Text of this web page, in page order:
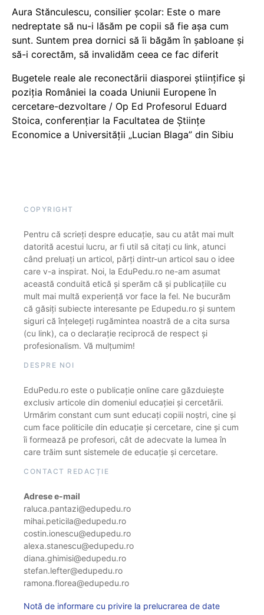
Aura Stănculescu, consilier școlar: Este o mare
nedreptate să nu-i lăsăm pe copii să fie așa cum
sunt. Suntem prea dornici să îi băgăm în șabloane și
să-i corectăm, să invalidăm ceea ce fac diferit
Bugetele reale ale reconectării diasporei științifice și
poziția României la coada Uniunii Europene în
cercetare-dezvoltare / Op Ed Profesorul Eduard
Stoica, conferențiar la Facultatea de Științe
Economice a Universității „Lucian Blaga” din Sibiu
COPYRIGHT
Pentru că scrieți despre educație, sau cu atât mai mult
datorită acestui lucru, ar fi util să citați cu link, atunci
când preluați un articol, părți dintr-un articol sau o idee
care v-a inspirat. Noi, la EduPedu.ro ne-am asumat
această conduită etică și sperăm că și publicațiile cu
mult mai multă experiență vor face la fel. Ne bucurăm
că găsiți subiecte interesante pe Edupedu.ro și suntem
siguri că înțelegeți rugămintea noastră de a cita sursa
(cu link), ca o declarație reciprocă de respect și
profesionalism. Vă mulțumim!
DESPRE NOI
EduPedu.ro este o publicație online care găzduiește
exclusiv articole din domeniul educației și cercetării.
Urmărim constant cum sunt educați copiii noștri, cine și
cum face politicile din educație și cercetare, cine și cum
îi formează pe profesori, cât de adecvate la lumea în
care trăim sunt sistemele de educație și cercetare.
CONTACT REDACȚIE
Adrese e-mail
raluca.pantazi@edupedu.ro
mihai.peticila@edupedu.ro
costin.ionescu@edupedu.ro
alexa.stanescu@edupedu.ro
diana.ghimisi@edupedu.ro
stefan.lefter@edupedu.ro
ramona.florea@edupedu.ro
Notă de informare cu privire la prelucrarea de date